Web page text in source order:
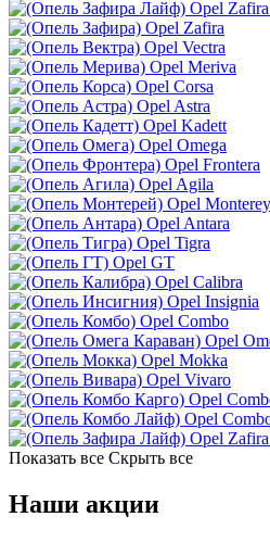
Opel
Opel Zafira
Opel Vectra
Opel Meriva
Opel Corsa
Opel Astra
Opel Kadett
Opel Omega
Opel Frontera
Opel Agila
Opel Monterey
Opel Antara
Opel Tigra
Opel GT
Opel Calibra
Opel Insignia
Opel Combo
Opel
Opel Mokka
Opel Vivaro
Opel
Opel
Opel
Показать все Скрыть все
Наши акции